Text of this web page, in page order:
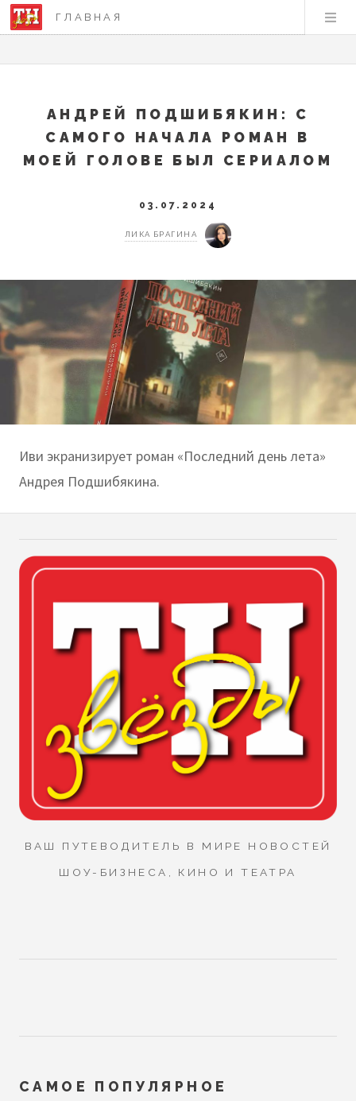
ГЛАВНАЯ
АНДРЕЙ ПОДШИБЯКИН: С
САМОГО НАЧАЛА РОМАН В
МОЕЙ ГОЛОВЕ БЫЛ СЕРИАЛОМ
03.07.2024
ЛИКА БРАГИНА
Иви экранизирует роман «Последний день лета»
Андрея Подшибякина.
ВАШ ПУТЕВОДИТЕЛЬ В МИРЕ НОВОСТЕЙ
ШОУ-БИЗНЕСА, КИНО И ТЕАТРА
САМОЕ ПОПУЛЯРНОЕ